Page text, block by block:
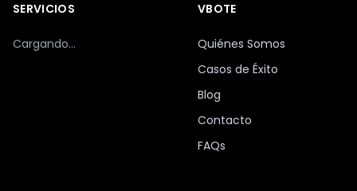
SERVICIOS
Cargando...
VBOTE
Quiénes Somos
Casos de Éxito
Blog
Contacto
FAQs